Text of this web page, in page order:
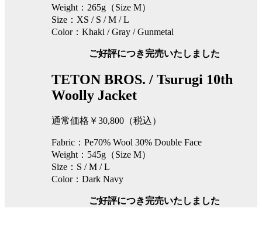
Weight：265g（Size M）
Size：XS / S / M / L
Color：Khaki / Gray / Gunmetal
ご好評につき完売いたしました
TETON BROS. / Tsurugi 10th
Woolly Jacket
通常価格￥30,800（税込）
Fabric：Pe70% Wool 30% Double Face
Weight：545g（Size M）
Size：S / M / L
Color：Dark Navy
ご好評につき完売いたしました